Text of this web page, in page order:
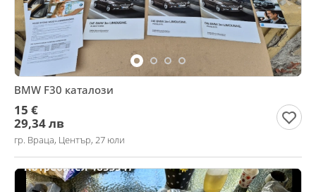
BMW F30 каталози
15 €
29,34 лв
гр. Враца, Център, 27 юли